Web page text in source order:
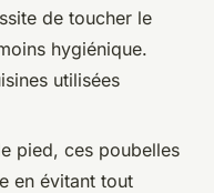
de toucher le
hygiénique.
utilisées
pied, ces poubelles
en évitant tout